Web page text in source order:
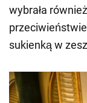
wybrała
sukienką w